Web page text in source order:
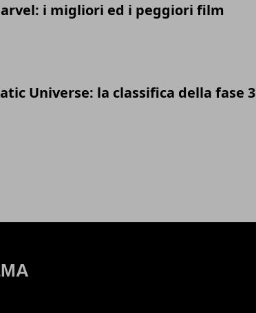
i migliori ed i peggiori film
Universe: la classifica della fase 3